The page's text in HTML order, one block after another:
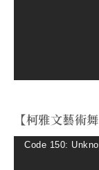
【柯雅文藝術
視Code 150: